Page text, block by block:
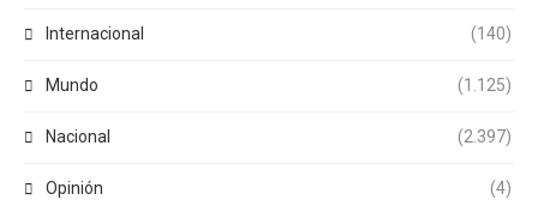
Internacional (140)
Mundo (1.125)
Nacional (2.397)
Opinión (4)